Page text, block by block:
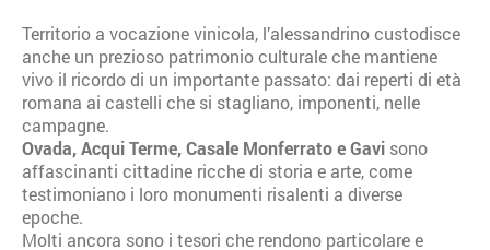
Territorio a vocazione vinicola, l’alessandrino custodisce
anche un prezioso patrimonio culturale che mantiene
vivo il ricordo di un importante passato: dai reperti di età
romana ai castelli che si stagliano, imponenti, nelle
campagne.
Ovada, Acqui Terme, Casale Monferrato e Gavi sono
affascinanti cittadine ricche di storia e arte, come
testimoniano i loro monumenti risalenti a diverse
epoche.
Molti ancora sono i tesori che rendono particolare e